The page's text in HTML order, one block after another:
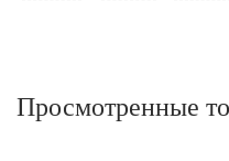
Просмотренные